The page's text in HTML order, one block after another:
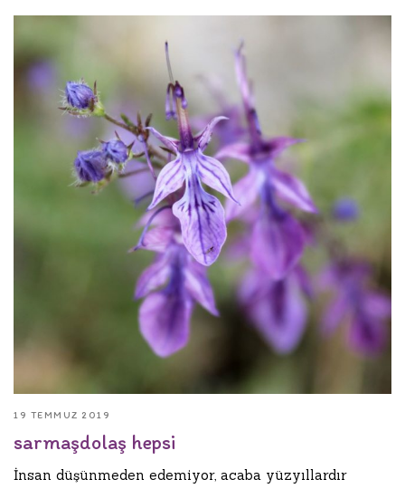
19 TEMMUZ 2019
sarmaşdolaş hepsi
İnsan düşünmeden edemiyor, acaba yüzyıllardır